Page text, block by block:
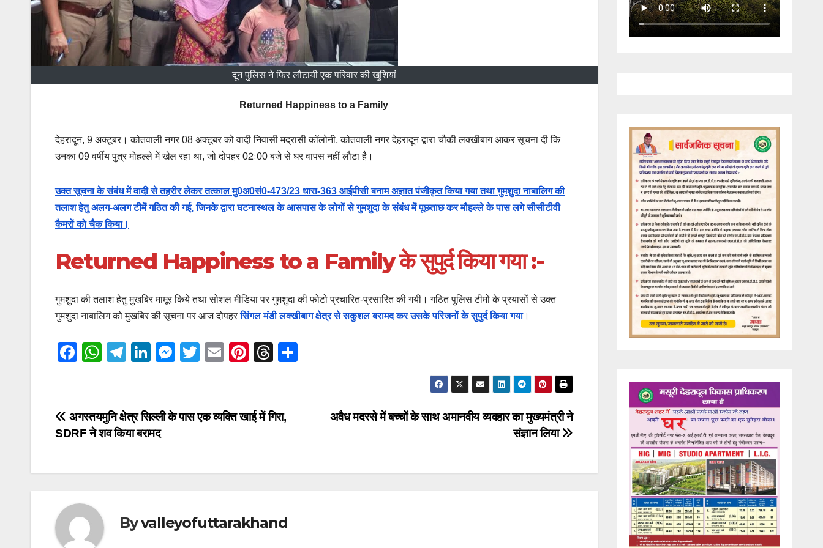
दून पुलिस ने फिर लौटायी एक परिवार की खुशियां
Returned Happiness to a Family
देहरादून, 9 अक्टूबर। कोतवाली नगर 08 अक्टूबर को वादी निवासी मद्रासी कॉलोनी, कोतवाली नगर देहरादून द्वारा चौकी लक्खीबाग आकर सूचना दी कि
उनका 09 वर्षीय पुत्र मोहल्ले में खेल रहा था, जो दोपहर 02ः00 बजे से घर वापस नहीं लौटा है।
उक्त सूचना के संबंध में वादी से तहरीर लेकर तत्काल मु0अ0सं0-473/23 धारा-363 आईपीसी बनाम अज्ञात पंजीकृत किया गया तथा गुमशुदा नाबालिग की
तलाश हेतु अलग-अलग टीमें गठित की गई, जिनके द्वारा घटनास्थल के आसपास के लोगों से गुमशुदा के संबंध में पूछताछ कर मौहल्ले के पास लगे सीसीटीवी
कैमरों को चैक किया।
Returned Happiness to a Family के सुपुर्द किया गया :-
गुमशुदा की तलाश हेतु मुखबिर मामूर किये तथा सोशल मीडिया पर गुमशुदा की फोटो प्रचारित-प्रसारित की गयी। गठित पुलिस टीमों के प्रयासों से उक्त
गुमशुदा नाबालिग को मुखबिर की सूचना पर आज दोपहरसिंगल मंडी लक्खीबाग क्षेत्र से सकुशल बरामद कर उसके परिजनों के सुपुर्द किया गया।
F
e
b
o
W
s
A
p
T
gr
a
Li
e
dI
M
e
er
T
er
E
Pi
e
T
a
Post
navigation
अवैध मदरसे में बच्चों के साथ अमानवीय व्यवहार का मुख्यमंत्री ने
संज्ञान लिया
अगस्तयमुनि क्षेत्र सिल्ली के पास एक व्यक्ति खाई में गिरा,
SDRF ने शव किया बरामद
Byvalleyofuttarakhand